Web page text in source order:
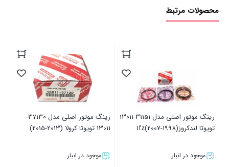
محصولات مرتبط
رینگ موتور اصلی مدل 31151-13011
تویوتا لندکروز(1998-2007)1fz
موجود در انبار
رینگ موتور اصلی مدل 37130-
13011 تویوتا کرولا (2013-2015)
موجود در انبار